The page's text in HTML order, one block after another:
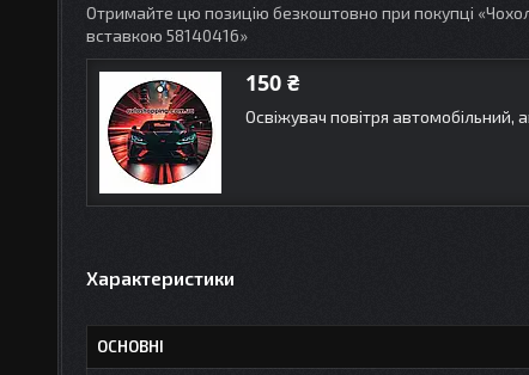
Отримайте цю позицію безкоштовно при покупці
вставкою 58140416»
150 ₴
Освіжувач повітря
Характеристики
ОСНОВНІ